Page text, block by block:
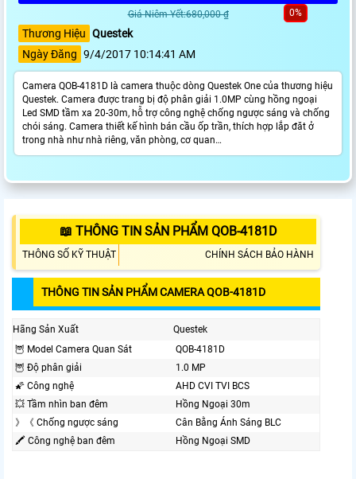
Giá Niêm Yết:680,000 ₫ 0%
Thương Hiệu Questek
Ngày Đăng 9/4/2017 10:14:41 AM
Camera QOB-4181D là camera thuộc dòng Questek One của thương hiệu
Questek. Camera được trang bị độ phân giải 1.0MP cùng hồng ngoại
Led SMD tầm xa 20-30m, hỗ trợ công nghệ chống ngược sáng và chống
chói sáng. Camera thiết kế hình bán cầu ốp trần, thích hợp lắp đăt ở
trong nhà như nhà riêng, văn phòng, cơ quan…
📖 THÔNG TIN SẢN PHẨM QOB-4181D
THÔNG SỐ KỸ THUẬT CHÍNH SÁCH BẢO HÀNH
THÔNG TIN SẢN PHẨM CAMERA QOB-4181D
Hãng Sản Xuất
Questek
🦉 Model Camera Quan Sát
QOB-4181D
🦉 Độ phân giải
1.0 MP
🌠 Công nghệ
AHD CVI TVI BCS
💥 Tầm nhìn ban đêm
Hồng Ngoại 30m
》《 Chống ngược sáng
Cân Bằng Ánh Sáng BLC
🖍 Công nghệ ban đêm
Hồng Ngoại SMD